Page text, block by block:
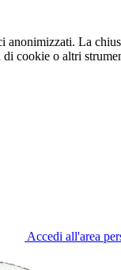
anonimizzati. La
cookie o altri
Accedi all'area